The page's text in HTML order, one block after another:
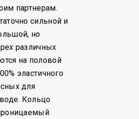
партнерам.
сильной и
но
различных
на половой
эластичного
для
Кольцо